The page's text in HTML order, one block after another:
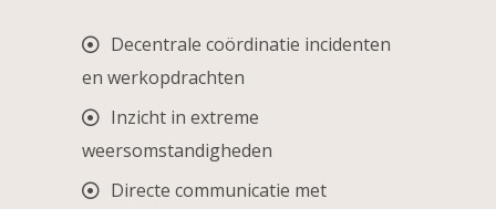
Decentrale coördinatie incidenten
en werkopdrachten
Inzicht in extreme
weersomstandigheden
Directe communicatie met